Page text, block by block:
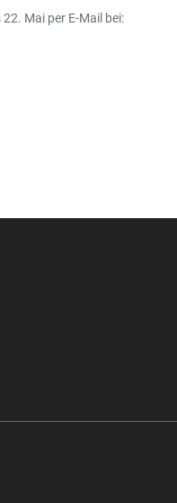
Mai per E-Mail bei: